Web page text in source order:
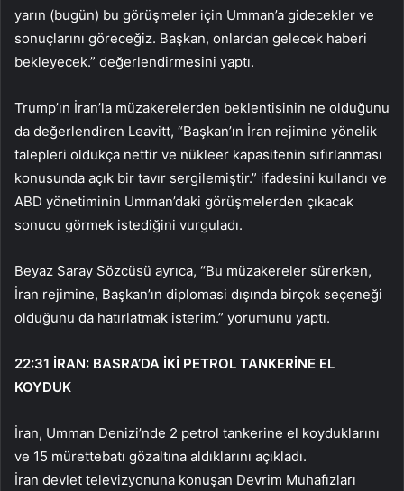
yarın (bugün) bu görüşmeler için Umman’a gidecekler ve
sonuçlarını göreceğiz. Başkan, onlardan gelecek haberi
bekleyecek.” değerlendirmesini yaptı.
Trump’ın İran’la müzakerelerden beklentisinin ne olduğunu
da değerlendiren Leavitt, “Başkan’ın İran rejimine yönelik
talepleri oldukça nettir ve nükleer kapasitenin sıfırlanması
konusunda açık bir tavır sergilemiştir.” ifadesini kullandı ve
ABD yönetiminin Umman’daki görüşmelerden çıkacak
sonucu görmek istediğini vurguladı.
Beyaz Saray Sözcüsü ayrıca, “Bu müzakereler sürerken,
İran rejimine, Başkan’ın diplomasi dışında birçok seçeneği
olduğunu da hatırlatmak isterim.” yorumunu yaptı.
22:31 İRAN: BASRA’DA İKİ PETROL TANKERİNE EL
KOYDUK
İran, Umman Denizi’nde 2 petrol tankerine el koyduklarını
ve 15 mürettebatı gözaltına aldıklarını açıkladı.
İran devlet televizyonuna konuşan Devrim Muhafızları